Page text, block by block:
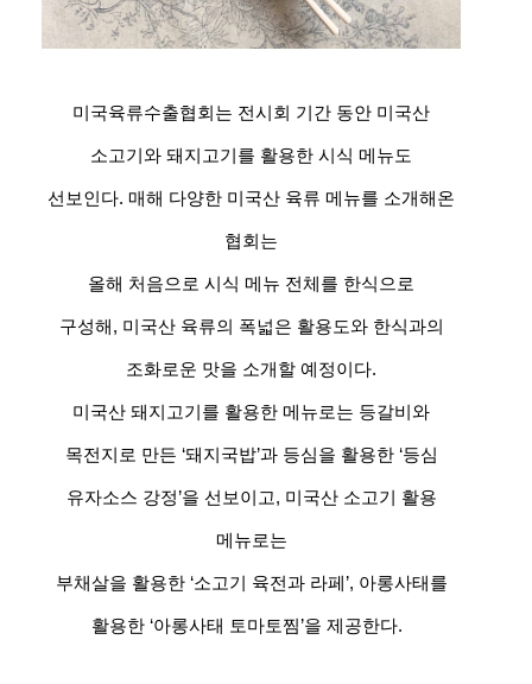
미국육류수출협회는 전시회 기간 동안 미국산
소고기와 돼지고기를 활용한 시식 메뉴도
선보인다. 매해 다양한 미국산 육류 메뉴를 소개해온
협회는
올해 처음으로 시식 메뉴 전체를 한식으로
구성해, 미국산 육류의 폭넓은 활용도와 한식과의
조화로운 맛을 소개할 예정이다.
미국산 돼지고기를 활용한 메뉴로는 등갈비와
목전지로 만든 ‘돼지국밥’과 등심을 활용한 ‘등심
유자소스 강정’을 선보이고, 미국산 소고기 활용
메뉴로는
부채살을 활용한 ‘소고기 육전과 라페’, 아롱사태를
활용한 ‘아롱사태 토마토찜’을 제공한다.